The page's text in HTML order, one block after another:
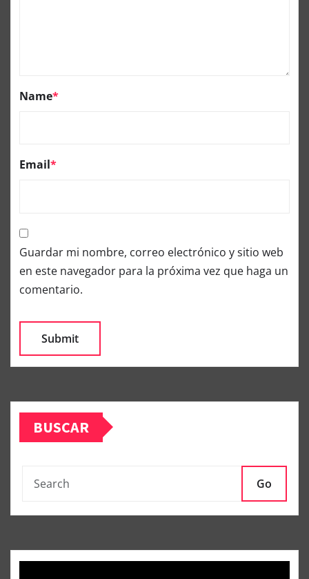
Name*
Email*
Guardar mi nombre, correo electrónico y sitio web
en este navegador para la próxima vez que haga un
comentario.
BUSCAR
Go